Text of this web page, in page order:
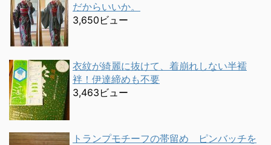
だからいいか。
3,650ビュー
衣紋が綺麗に抜けて、着崩れしない半襦
袢！伊達締めも不要
3,463ビュー
トランプモチーフの帯留め ピンバッチを